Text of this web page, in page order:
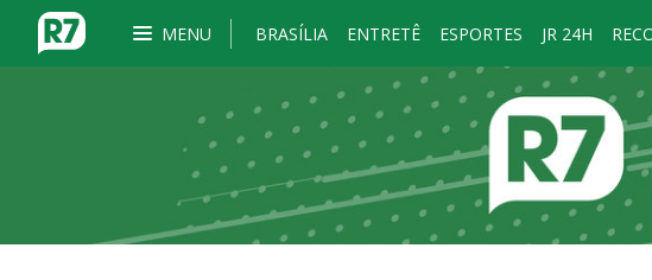
MENU BRASÍLIA ENTRETÊ ESPORTES JR 24H